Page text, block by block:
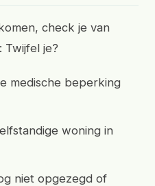
check je van
je?
medische beperking
woning in
niet opgezegd of